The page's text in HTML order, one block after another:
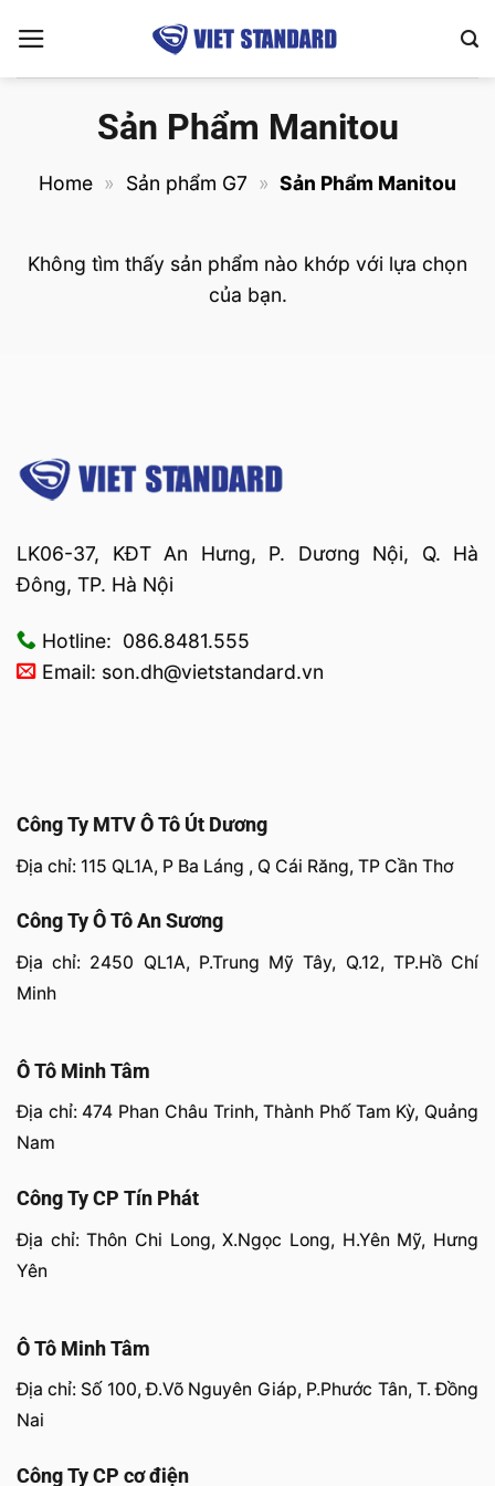
qua
nội
Sản Phẩm Manitou
Home » Sản phẩm G7 » Sản Phẩm Manitou
Không tìm thấy sản phẩm nào khớp với lựa chọn
của bạn.
LK06-37, KĐT An Hưng, P. Dương Nội, Q. Hà
Đông, TP. Hà Nội
Hotline: 086.8481.555
Email: son.dh@vietstandard.vn
Công Ty MTV Ô Tô Út Dương
Địa chỉ: 115 QL1A, P Ba Láng , Q Cái Răng, TP Cần Thơ
Công Ty Ô Tô An Sương
Địa chỉ: 2450 QL1A, P.Trung Mỹ Tây, Q.12, TP.Hồ Chí
Minh
Ô Tô Minh Tâm
Địa chỉ: 474 Phan Châu Trinh, Thành Phố Tam Kỳ, Quảng
Nam
Công Ty CP Tín Phát
Địa chỉ: Thôn Chi Long, X.Ngọc Long, H.Yên Mỹ, Hưng
Yên
Ô Tô Minh Tâm
Địa chỉ: Số 100, Đ.Võ Nguyên Giáp, P.Phước Tân, T. Đồng
Nai
Công Ty CP cơ điện